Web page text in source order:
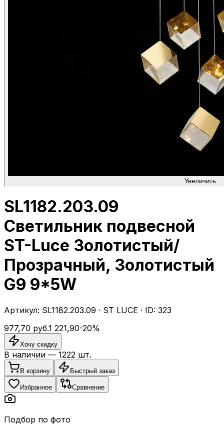
Увеличить
SL1182.203.09
Светильник подвесной
ST-Luce Золотистый/
Прозрачный, Золотистый
G9 9*5W
Артикул: SL1182.203.09 · ST LUCE · ID: 323
977,70 руб.1 221,90-20%
Хочу скидку
В наличии — 1222 шт.
В корзину Быстрый заказ
Избранное Сравнение
Подбор по фото